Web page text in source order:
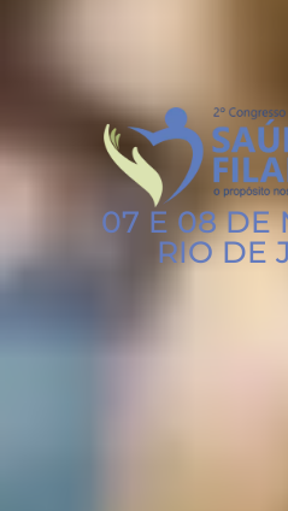
07 E 08 DE
RIO DE